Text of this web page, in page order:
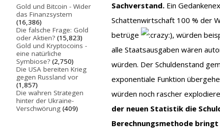
Gold und Bitcoin - Wider
das Finanzsystem
(16,386)
Die falsche Frage: Gold
oder Aktien? (15,823)
Gold und Kryptocoins -
eine natürliche
Symbiose? (2,750)
Die USA bereiten Krieg
gegen Russland vor
(1,857)
Die wahren Strategen
hinter der Ukraine-
Verschwörung (409)
Sachverstand. Ein
Schattenwirtschaft 100 % der
betrüge
), würden
alle Staatsausgaben wären
würden. Der Schuldenstand
exponentiale Funktion
würden noch rascher
der neuen Statistik die
Berechnungsmethode